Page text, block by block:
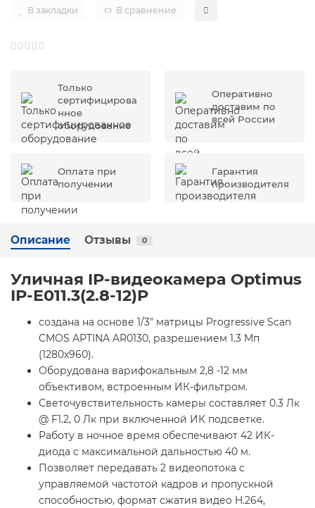
В закладки В сравнение
Только
сертифицирова
нное
оборудование
Оперативно
доставим по
всей России
Оплата при
получении
Гарантия
производителя
Описание Отзывы 0
Уличная IP-видеокамера Optimus
IP-E011.3(2.8-12)P
создана на основе 1/3" матрицы Progressive Scan
CMOS APTINA AR0130, разрешением 1.3 Мп
(1280х960).
Оборудована варифокальным 2,8 -12 мм
объективом, встроенным ИК-фильтром.
Светочувствительность камеры составляет 0.3 Лк
@ F1.2, 0 Лк при включенной ИК подсветке.
Работу в ночное время обеспечивают 42 ИК-
диода с максимальной дальностью 40 м.
Позволяет передавать 2 видеопотока с
управляемой частотой кадров и пропускной
способностью, формат сжатия видео H.264,